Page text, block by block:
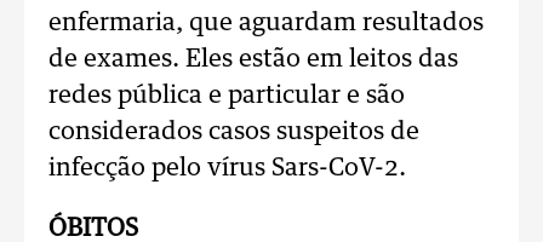
enfermaria, que aguardam resultados
de exames. Eles estão em leitos das
redes pública e particular e são
considerados casos suspeitos de
infecção pelo vírus Sars-CoV-2.
ÓBITOS